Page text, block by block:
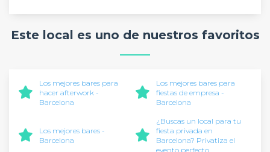
Este local es uno de nuestros favoritos
Los mejores bares para
hacer afterwork -
Barcelona
Los mejores bares para
fiestas de empresa -
Barcelona
Los mejores bares -
Barcelona
¿Buscas un local para tu
fiesta privada en
Barcelona? Privatiza el
evento perfecto